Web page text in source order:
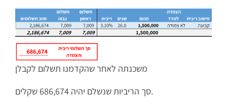
משכנתה לאחר שהקדמנו תשלום לקבלן
סך הריביות שנשלם יהיה 686,674 שקלים.